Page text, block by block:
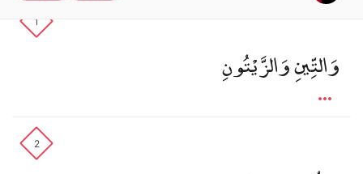
1
وَالتِّينِ وَالزَّيْتُونِ
2